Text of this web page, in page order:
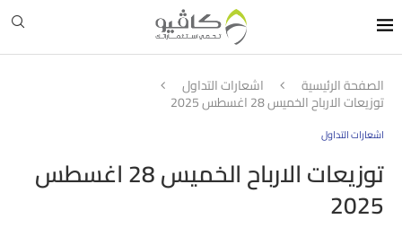
الصفحة الرئيسية اشعارات التداول
توزيعات الارباح الخميس 28 اغسطس 2025
اشعارات التداول
توزيعات الارباح الخميس 28 اغسطس
2025